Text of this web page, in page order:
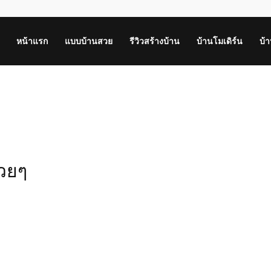
หน้าแรก แบบบ้านสวย รีวิวสร้างบ้าน บ้านโมเดิร์น บ้
ยๆ